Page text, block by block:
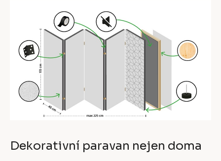
Dekorativní paravan nejen doma